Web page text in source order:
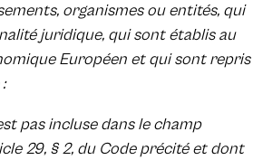
organismes ou entités, qui
juridique, qui sont établis au
Européen et qui sont repris
pas incluse dans le champ
29, § 2, du Code précité et dont